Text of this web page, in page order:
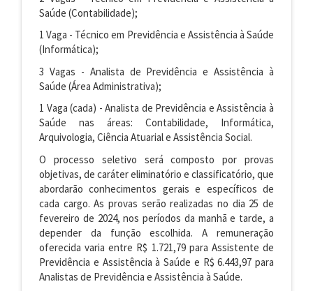
Saúde (Contabilidade);
1 Vaga - Técnico em Previdência e Assistência à Saúde
(Informática);
3 Vagas - Analista de Previdência e Assistência à
Saúde (Área Administrativa);
1 Vaga (cada) - Analista de Previdência e Assistência à
Saúde nas áreas: Contabilidade, Informática,
Arquivologia, Ciência Atuarial e Assistência Social.
O processo seletivo será composto por provas
objetivas, de caráter eliminatório e classificatório, que
abordarão conhecimentos gerais e específicos de
cada cargo. As provas serão realizadas no dia 25 de
fevereiro de 2024, nos períodos da manhã e tarde, a
depender da função escolhida. A remuneração
oferecida varia entre R$ 1.721,79 para Assistente de
Previdência e Assistência à Saúde e R$ 6.443,97 para
Analistas de Previdência e Assistência à Saúde.